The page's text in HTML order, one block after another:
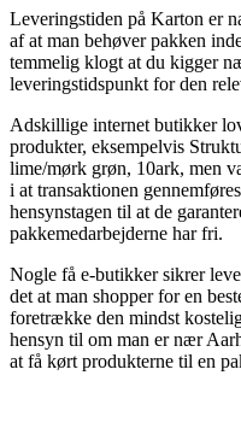
Leveringstiden på Karton er
af at man behøver pakken
temmelig klogt at du kigger
leveringstidspunkt for den
Adskillige internet butikker
produkter, eksempelvis
lime/mørk grøn, 10ark, men
i at transaktionen
hensynstagen til at de
pakkemedarbejderne har fri.
Nogle få e-butikker sikrer
det at man shopper for en
foretrække den mindst
hensyn til om man er nær
at få kørt produkterne til en